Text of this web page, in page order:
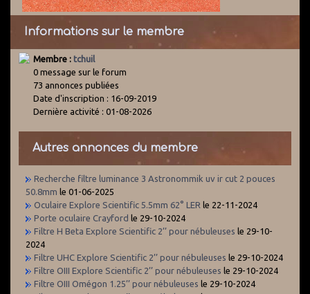
Informations sur le membre
Membre : tchuil
0 message sur le forum
73 annonces publiées
Date d'inscription : 16-09-2019
Dernière activité : 01-08-2026
Autres annonces du membre
Recherche filtre luminance 3 Astronommik uv ir cut 2 pouces
50.8mm le 01-06-2025
Oculaire Explore Scientific 5.5mm 62° LER le 22-11-2024
Porte oculaire Crayford le 29-10-2024
Filtre H Beta Explore Scientific 2’’ pour nébuleuses le 29-10-
2024
Filtre UHC Explore Scientific 2’’ pour nébuleuses le 29-10-2024
Filtre OIII Explore Scientific 2’’ pour nébuleuses le 29-10-2024
Filtre OIII Omégon 1.25’’ pour nébuleuses le 29-10-2024